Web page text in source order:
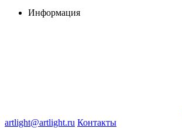
Информация
artlight@artlight.ru Контакты